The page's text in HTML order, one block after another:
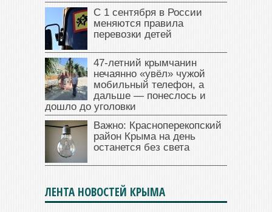
С 1 сентября в России
меняются правила
перевозки детей
47‑летний крымчанин
нечаянно «увёл» чужой
мобильный телефон, а
дальше — понеслось и
дошло до уголовки
Важно: Красноперекопский
район Крыма на день
останется без света
ЛЕНТА НОВОСТЕЙ КРЫМА